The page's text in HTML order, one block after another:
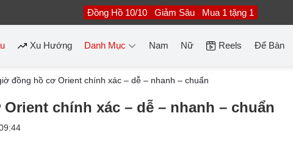
Đồng Hồ 10/10 Giảm Sâu Mua 1 tặng 1
Xu Hướng Danh Mục Nam Nữ Reels Để Bàn
đồng hồ cơ Orient chính xác – dễ – nhanh – chuẩn
chính xác – dễ – nhanh – chuẩn